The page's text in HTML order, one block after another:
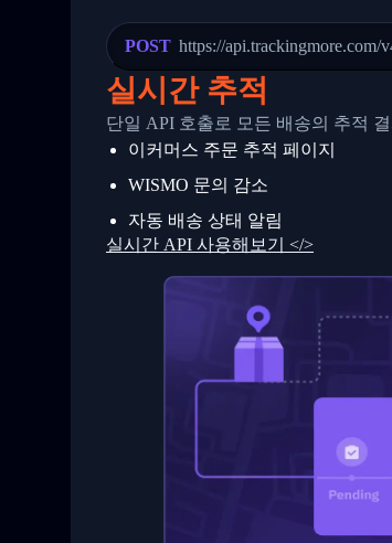
24
25
26
27
28
29
31
32
34
"Details":
          },
          {
"Date": "2017-
"Details":
          }
      }
    ]
  }
}
POST https://api.trackingmore.com/
실시간 추적
단일 API 호출로 모든 배송의 추적
이커머스 주문 추적 페이지
WISMO 문의 감소
자동 배송 상태 알림
실시간 API 사용해보기 </>